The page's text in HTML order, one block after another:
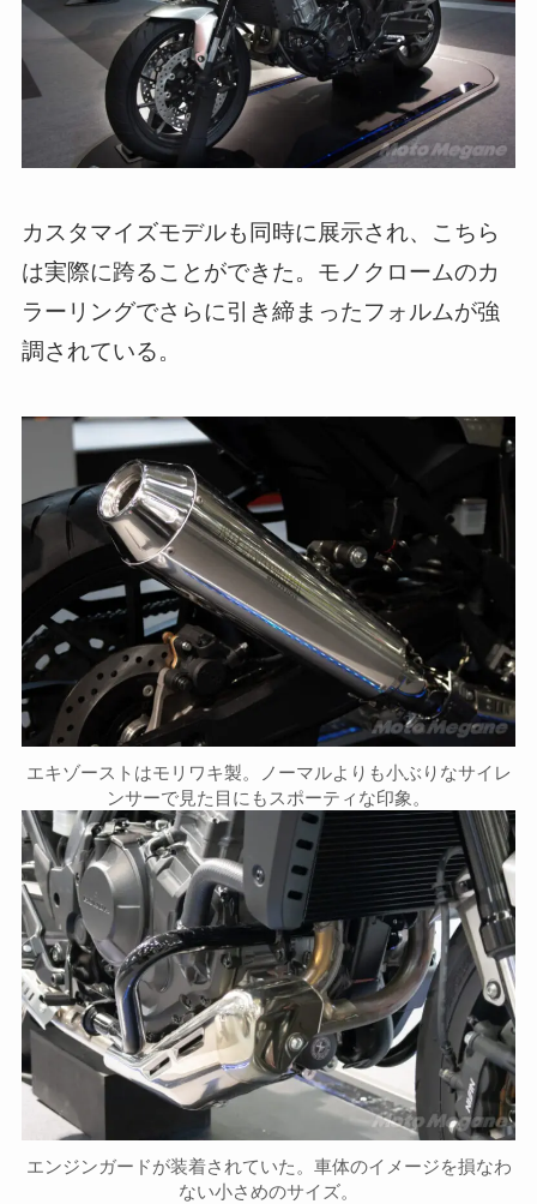
カスタマイズモデルも同時に展示され、こちら
は実際に跨ることができた。モノクロームのカ
ラーリングでさらに引き締まったフォルムが強
調されている。
エキゾーストはモリワキ製。ノーマルよりも小ぶりなサイレ
ンサーで見た目にもスポーティな印象。
エンジンガードが装着されていた。車体のイメージを損なわ
ない小さめのサイズ。